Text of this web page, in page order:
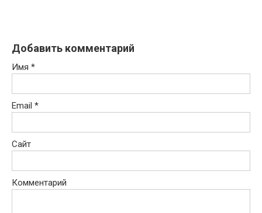
Добавить комментарий
Имя *
Email *
Сайт
Комментарий